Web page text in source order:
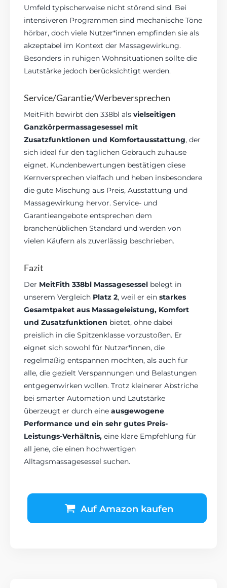
Umfeld typischerweise nicht störend sind. Bei
intensiveren Programmen sind mechanische Töne
hörbar, doch viele Nutzer*innen empfinden sie als
akzeptabel im Kontext der Massagewirkung.
Besonders in ruhigen Wohnsituationen sollte die
Lautstärke jedoch berücksichtigt werden.
Service/Garantie/Werbeversprechen
MeitFith bewirbt den 338bl alsvielseitigen
Ganzkörpermassagesessel mit
Zusatzfunktionen und Komfortausstattung, der
sich ideal für den täglichen Gebrauch zuhause
eignet. Kundenbewertungen bestätigen diese
Kernversprechen vielfach und heben insbesondere
die gute Mischung aus Preis, Ausstattung und
Massagewirkung hervor. Service- und
Garantieangebote entsprechen dem
branchenüblichen Standard und werden von
vielen Käufern als zuverlässig beschrieben.
Fazit
Der MeitFith 338bl Massagesessel belegt in
unserem Vergleich Platz 2, weil er einstarkes
Gesamtpaket aus Massageleistung, Komfort
und Zusatzfunktionen bietet, ohne dabei
preislich in die Spitzenklasse vorzustoßen. Er
eignet sich sowohl für Nutzer*innen, die
regelmäßig entspannen möchten, als auch für
alle, die gezielt Verspannungen und Belastungen
entgegenwirken wollen. Trotz kleinerer Abstriche
bei smarter Automation und Lautstärke
überzeugt er durch eineausgewogene
Performance und ein sehr gutes Preis-
Leistungs-Verhältnis, eine klare Empfehlung für
all jene, die einen hochwertigen
Alltagsmassagesessel suchen.
Auf Amazon kaufen